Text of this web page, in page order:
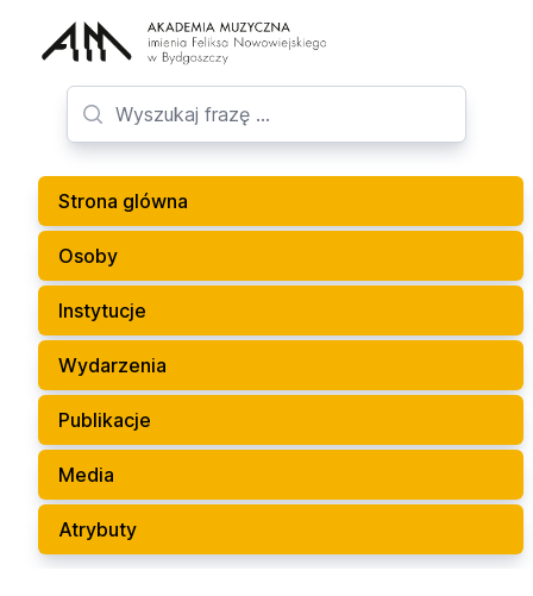
Strona glówna
Osoby
Instytucje
Wydarzenia
Publikacje
Media
Atrybuty